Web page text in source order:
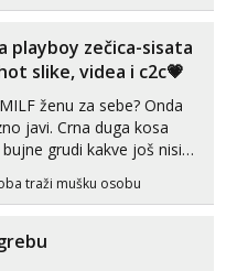
playboy zečica-sisata
slike, videa i c2c💗
ženu za sebe? Onda
javi. Crna duga kosa
grudi kakve još nisi
A usne? O usnama
Prave pune usne
još nisi vidio. Uvijek sam
zabavu...
traži mušku osobu